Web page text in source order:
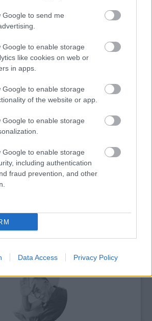
Google to send me
Google to enable storage
like cookies on web or
in apps.
Google to enable storage
of the website or app.
Google to enable storage
Google to enable storage
including authentication
fraud prevention, and other
Data Access Privacy Policy
a forradalom előtti
ez a film. "Költői
- írta Jacques Mandelbaum, a
aki szerint Emmanuelle
mozija a portugál Pedro
Fontainhaisról, egy másik
szóló filmjeit, vagy a kínai
Az utóbbi egy lebontásra
munkásainak sorsát
magyar rajongói
a listát például a
Pál egynémely alkotásával.